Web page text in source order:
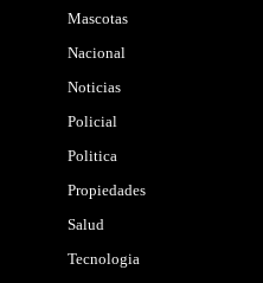
Mascotas
Nacional
Noticias
Policial
Politica
Propiedades
Salud
Tecnologia